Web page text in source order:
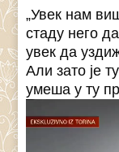
„Увек нам
стаду него
увек да
Али зато је
умеша у ту